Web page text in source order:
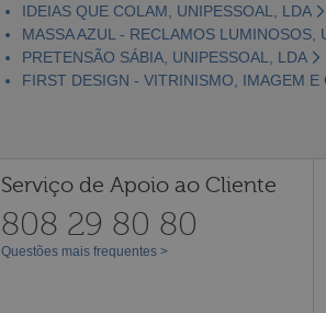
IDEIAS QUE COLAM, UNIPESSOAL, LDA
MASSA AZUL - RECLAMOS LUMINOSOS,
PRETENSÃO SÁBIA, UNIPESSOAL, LDA
FIRST DESIGN - VITRINISMO, IMAGEM E
Serviço de Apoio ao Cliente
808 29 80 80
Questões mais frequentes >